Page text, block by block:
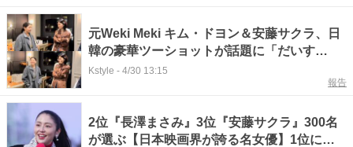
元Weki Meki キム・ドヨン＆安藤サクラ、日
韓の豪華ツーショットが話題に「だいす
き！」
Kstyle - 4/30 13:15
報告
2位『長澤まさみ』3位『安藤サクラ』300名
が選ぶ【日本映画界が誇る名女優】1位に